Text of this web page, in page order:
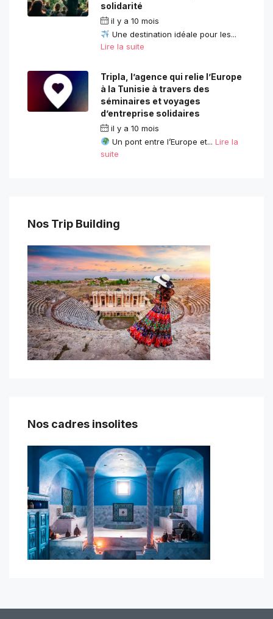
solidarité
il y a 10 mois
Une destination idéale pour les...
Lire la suite
Tripla, l’agence qui relie l’Europe
à la Tunisie à travers des
séminaires et voyages
d’entreprise solidaires
il y a 10 mois
Un pont entre l’Europe et... Lire la
suite
Nos Trip Building
Nos cadres insolites